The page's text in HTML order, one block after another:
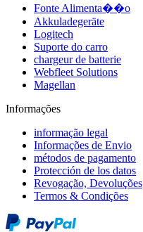
Fonte Alimenta��o
Akkuladegeräte
Logitech
Suporte do carro
chargeur de batterie
Webfleet Solutions
Magellan
Informações
informação legal
Informações de Envio
métodos de pagamento
Protección de los datos
Revogação, Devoluções
Termos & Condições